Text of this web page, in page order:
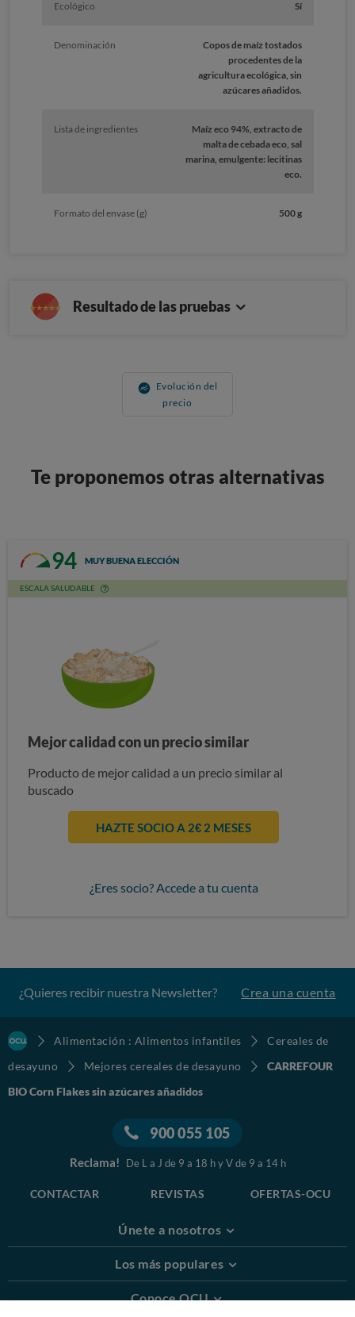
Ecológico Sí
Denominación
Copos de maíz tostados
procedentes de la
agricultura ecológica, sin
azúcares añadidos.
Lista de ingredientes
Maíz eco 94%, extracto de
malta de cebada eco, sal
marina, emulgente: lecitinas
eco.
Formato del envase (g) 500 g
Resultado de las pruebas
Evolución del
precio
Te proponemos otras alternativas
94 MUY BUENA ELECCIÓN
ESCALA SALUDABLE
Mejor calidad con un precio similar
Producto de mejor calidad a un precio similar al
buscado
HAZTE SOCIO A 2€ 2 MESES
¿Eres socio? Accede a tu cuenta
¿Quieres recibir nuestra Newsletter? Crea una cuenta
Alimentación : Alimentos infantiles
Cereales de
desayuno
Mejores cereales de desayuno
CARREFOUR
BIO Corn Flakes sin azúcares añadidos
900 055 105
Reclama! De L a J de 9 a 18 h y V de 9 a 14 h
CONTACTAR REVISTAS OFERTAS-OCU
Únete a nosotros
Los más populares
Conoce OCU